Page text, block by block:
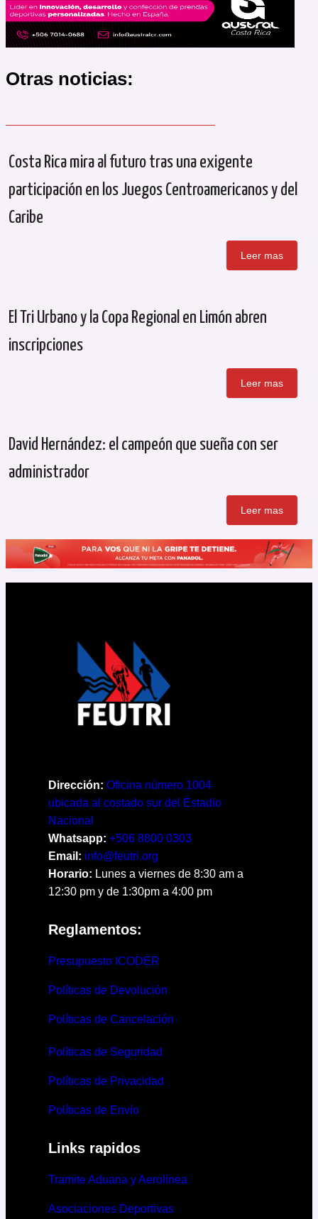
Otras noticias:
Costa Rica mira al futuro tras una exigente
participación en los Juegos Centroamericanos y del
Caribe
Leer mas
El Tri Urbano y la Copa Regional en Limón abren
inscripciones
Leer mas
David Hernández: el campeón que sueña con ser
administrador
Leer mas
Dirección: Oficina número 1004
ubicada al costado sur del Estadio
Nacional
Whatsapp: +506 8800 0303
Email: info@feutri.org
Horario: Lunes a viernes de 8:30 am a
12:30 pm y de 1:30pm a 4:00 pm
Reglamentos:
Presupuesto ICODER
Políticas de Devolución
Políticas de Cancelación
Políticas de Seguridad
Políticas de Privacidad
Políticas de Envío
Links rapidos
Tramite Aduana y Aerolínea
Asociaciones Deportivas